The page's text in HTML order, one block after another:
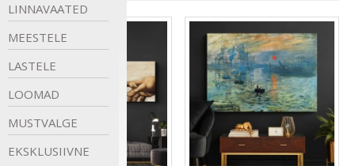
LINNAVAATED
MEESTELE
LASTELE
LOOMAD
MUSTVALGE
EKSKLUSIIVNE